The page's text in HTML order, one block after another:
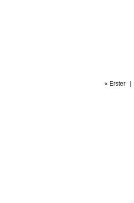
« Erster |